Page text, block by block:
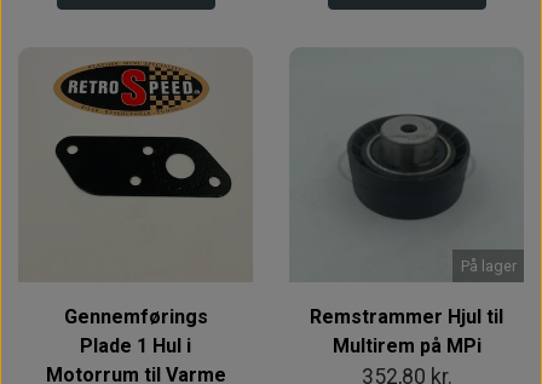
Gennemførings
Plade 1 Hul i
Motorrum til Varme
På lager
Remstrammer Hjul til
Multirem på MPi
352,80 kr.